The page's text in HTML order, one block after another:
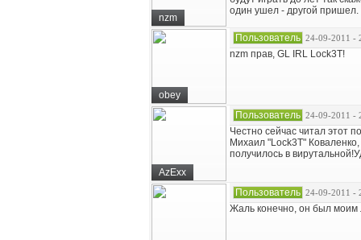
nzm
один ушел - другой пришел.
obey
Пользователь 24-09-2011 -
nzm прав, GL IRL Lock3T!
AzExx
Пользователь 24-09-2011 -
Честно сейчас читал этот
Михаил "Lock3T"
получилось в
Пользователь 24-09-2011 -
Жаль конечно, он был моим